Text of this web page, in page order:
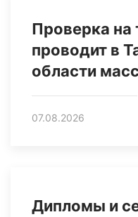
Проверка на
проводит в
области
07.08.2026
Дипломы и